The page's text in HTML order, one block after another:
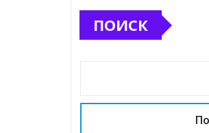
ПОИСК